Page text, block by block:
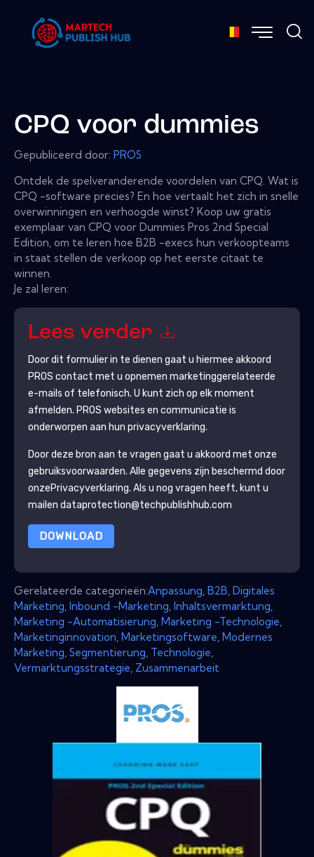
CPQ voor dummies
Gepubliceerd door: PROS
Ontdek de spelveranderende voordelen van CPQ. Wat is
CPQ -software precies? En hoe vertaalt het zich in snelle
overwinningen en verhoogde winst? Koop uw gratis
exemplaar van CPQ voor Dummies Pros 2nd Special
Edition, om te leren hoe B2B -execs hun verkoopteams
in staat stellen de verkoop op het eerste citaat te
winnen.
Je zal leren:
Lees verder
Door dit formulier in te dienen gaat u hiermee akkoord
PROS contact met u opnemen marketinggerelateerde
e-mails of telefonisch. U kunt zich op elk moment
afmelden. PROS websites en communicatie is
onderworpen aan hun privacyverklaring.
Door deze bron aan te vragen gaat u akkoord met onze
gebruiksvoorwaarden. Alle gegevens zijn beschermd door
onzePrivacyverklaring. Als u nog vragen heeft, kunt u
mailen dataprotection@techpublishhub.com
DOWNLOAD
Gerelateerde categorieën:Anpassung B2B Digitales
Marketing Inbound -Marketing Inhaltsvermarktung
Marketing -Automatisierung Marketing -Technologie
Marketinginnovation Marketingsoftware Modernes
Marketing Segmentierung Technologie
Vermarktungsstrategie Zusammenarbeit